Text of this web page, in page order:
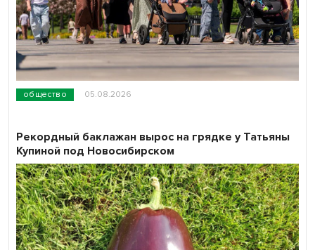
общество 05.08.2026
Рекордный баклажан вырос на грядке у Татьяны
Купиной под Новосибирском